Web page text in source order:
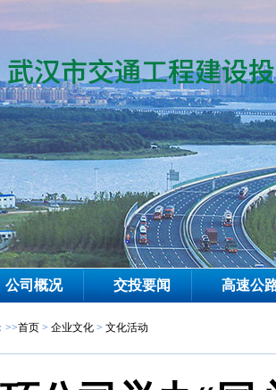
公司概况 交投要闻 高速公
：>>首页 > 企业文化 > 文化活动